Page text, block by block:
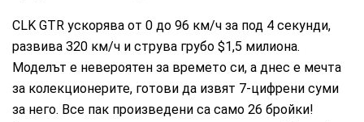
CLK GTR ускорява от 0 до 96 км/ч за под 4 секунди,
развива 320 км/ч и струва грубо $1,5 милиона.
Моделът е невероятен за времето си, а днес е мечта
за колекционерите, готови да извят 7-цифрени суми
за него. Все пак произведени са само 26 бройки!